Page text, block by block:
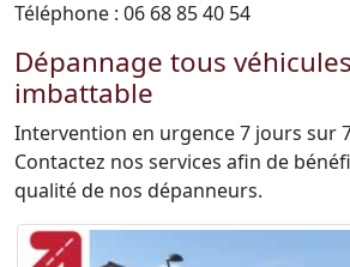
Téléphone : 06 68 85 40 54
Dépannage tous
imbattable
Intervention en urgence 7 jours sur
Contactez nos services afin de
qualité de nos dépanneurs.